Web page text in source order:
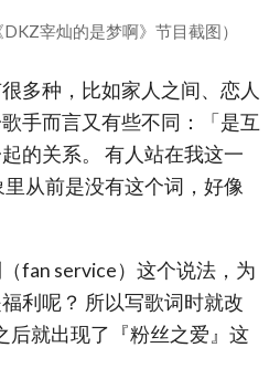
宰灿的是梦啊》节目截图）
多种，比如家人之间、恋人
手而言又有些不同：「是互
的关系。 有人站在我这一
从前是没有这个词，好像
fan service）这个说法，为
利呢？ 所以写歌词时就改
后就出现了『粉丝之爱』这